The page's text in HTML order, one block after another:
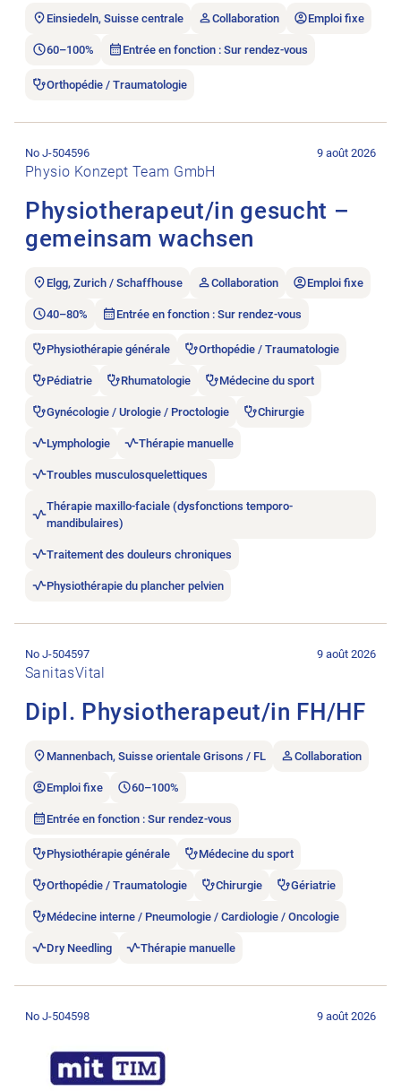
Einsiedeln, Suisse centrale Collaboration Emploi fixe
60–100% Entrée en fonction : Sur rendez-vous
Orthopédie / Traumatologie
Physio Konzept Team GmbH
Physiotherapeut/in gesucht –
gemeinsam wachsen
No J-504596 9 août 2026
Elgg, Zurich / Schaffhouse Collaboration Emploi fixe
40–80% Entrée en fonction : Sur rendez-vous
Physiothérapie générale Orthopédie / Traumatologie
Pédiatrie Rhumatologie Médecine du sport
Gynécologie / Urologie / Proctologie Chirurgie
Lymphologie Thérapie manuelle
Troubles musculosquelettiques
Thérapie maxillo-faciale (dysfonctions temporo-
mandibulaires)
Traitement des douleurs chroniques
Physiothérapie du plancher pelvien
SanitasVital
Dipl. Physiotherapeut/in FH/HF
No J-504597 9 août 2026
Mannenbach, Suisse orientale Grisons / FL Collaboration
Emploi fixe 60–100%
Entrée en fonction : Sur rendez-vous
Physiothérapie générale Médecine du sport
Orthopédie / Traumatologie Chirurgie Gériatrie
Médecine interne / Pneumologie / Cardiologie / Oncologie
Dry Needling Thérapie manuelle
No J-504598 9 août 2026